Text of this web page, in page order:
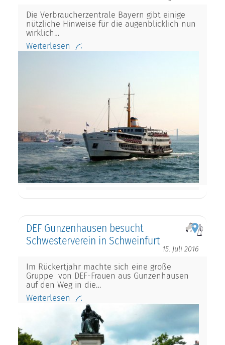
Die Verbraucherzentrale Bayern gibt einige
nützliche Hinweise für die augenblicklich nun
wirklich…
Weiterlesen
DEF Gunzenhausen besucht
Schwesterverein in Schweinfurt
15. Juli 2016
Im Rückertjahr machte sich eine große
Gruppe von DEF-Frauen aus Gunzenhausen
auf den Weg in die…
Weiterlesen